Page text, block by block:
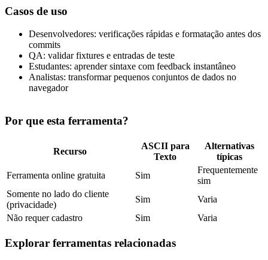
Casos de uso
Desenvolvedores: verificações rápidas e formatação antes dos
commits
QA: validar fixtures e entradas de teste
Estudantes: aprender sintaxe com feedback instantâneo
Analistas: transformar pequenos conjuntos de dados no
navegador
Por que esta ferramenta?
Recurso
ASCII para
Texto
Alternativas
típicas
Ferramenta online gratuita
Sim
Frequentemente
sim
Somente no lado do cliente
(privacidade)
Sim
Varia
Não requer cadastro
Sim Varia
Explorar ferramentas relacionadas